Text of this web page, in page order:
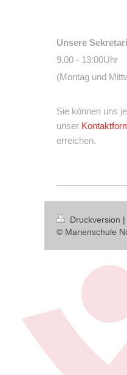
Unsere
9.00 - 13:00Uhr
(Montag und
Sie können uns
unser
erreichen.
Druckversion |
© Marienschule